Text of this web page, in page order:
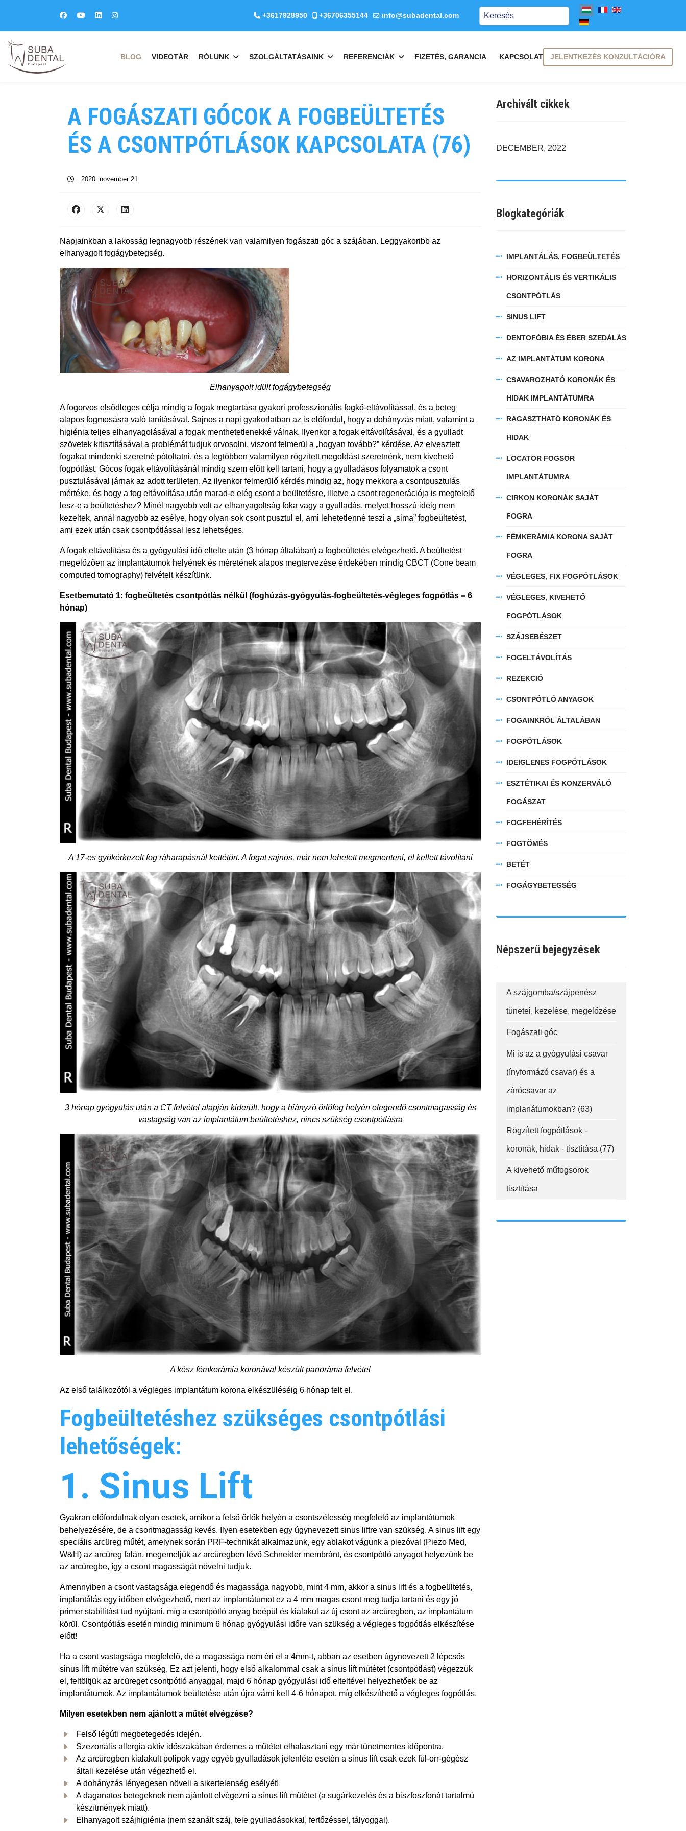
Keresés
+3617928950 +36706355144 info@subadental.com
JELENTKEZÉS KONZULTÁCIÓRA
BLOG VIDEOTÁR RÓLUNK SZOLGÁLTATÁSAINK REFERENCIÁK FIZETÉS, GARANCIA KAPCSOLAT
A FOGÁSZATI GÓCOK A FOGBEÜLTETÉS
ÉS A CSONTPÓTLÁSOK KAPCSOLATA (76)
2020. november 21
Napjainkban a lakosság legnagyobb részének van valamilyen fogászati góc a szájában. Leggyakoribb az
elhanyagolt fogágybetegség.
Elhanyagolt idült fogágybetegség
A fogorvos elsődleges célja mindig a fogak megtartása gyakori professzionális fogkő-eltávolítással, és a beteg
alapos fogmosásra való tanításával. Sajnos a napi gyakorlatban az is előfordul, hogy a dohányzás miatt, valamint a
higiénia teljes elhanyagolásával a fogak menthetetlenekké válnak. Ilyenkor a fogak eltávolításával, és a gyulladt
szövetek kitisztításával a problémát tudjuk orvosolni, viszont felmerül a „hogyan tovább?” kérdése. Az elvesztett
fogakat mindenki szeretné pótoltatni, és a legtöbben valamilyen rögzített megoldást szeretnénk, nem kivehető
fogpótlást. Gócos fogak eltávolításánál mindig szem előtt kell tartani, hogy a gyulladásos folyamatok a csont
pusztulásával járnak az adott területen. Az ilyenkor felmerülő kérdés mindig az, hogy mekkora a csontpusztulás
mértéke, és hogy a fog eltávolítása után marad-e elég csont a beültetésre, illetve a csont regenerációja is megfelelő
lesz-e a beültetéshez? Minél nagyobb volt az elhanyagoltság foka vagy a gyulladás, melyet hosszú ideig nem
kezeltek, annál nagyobb az esélye, hogy olyan sok csont pusztul el, ami lehetetlenné teszi a „sima” fogbeültetést,
ami ezek után csak csontpótlással lesz lehetséges.
A fogak eltávolítása és a gyógyulási idő eltelte után (3 hónap általában) a fogbeültetés elvégezhető. A beültetést
megelőzően az implantátumok helyének és méretének alapos megtervezése érdekében mindig CBCT (Cone beam
computed tomography) felvételt készítünk.
Esetbemutató 1: fogbeültetés csontpótlás nélkül (foghúzás-gyógyulás-fogbeültetés-végleges fogpótlás = 6
hónap)
A 17-es gyökérkezelt fog ráharapásnál kettétört. A fogat sajnos, már nem lehetett megmenteni, el kellett távolítani
3 hónap gyógyulás után a CT felvétel alapján kiderült, hogy a hiányzó őrlőfog helyén elegendő csontmagasság és
vastagság van az implantátum beültetéshez, nincs szükség csontpótlásra
A kész fémkerámia koronával készült panoráma felvétel
Az első találkozótól a végleges implantátum korona elkészüléséig 6 hónap telt el.
Fogbeültetéshez szükséges csontpótlási
lehetőségek:
1. Sinus Lift
Gyakran előfordulnak olyan esetek, amikor a felső őrlők helyén a csontszélesség megfelelő az implantátumok
behelyezésére, de a csontmagasság kevés. Ilyen esetekben egy úgynevezett sinus liftre van szükség. A sinus lift egy
speciális arcüreg műtét, amelynek során PRF-technikát alkalmazunk, egy ablakot vágunk a piezóval (Piezo Med,
W&H) az arcüreg falán, megemeljük az arcüregben lévő Schneider membránt, és csontpótló anyagot helyezünk be
az arcüregbe, így a csont magasságát növelni tudjuk.
Amennyiben a csont vastagsága elegendő és magassága nagyobb, mint 4 mm, akkor a sinus lift és a fogbeültetés,
implantálás egy időben elvégezhető, mert az implantátumot ez a 4 mm magas csont meg tudja tartani és egy jó
primer stabilitást tud nyújtani, míg a csontpótló anyag beépül és kialakul az új csont az arcüregben, az implantátum
körül. Csontpótlás esetén mindig minimum 6 hónap gyógyulási időre van szükség a végleges fogpótlás elkészítése
előtt!
Ha a csont vastagsága megfelelő, de a magassága nem éri el a 4mm-t, abban az esetben úgynevezett 2 lépcsős
sinus lift műtétre van szükség. Ez azt jelenti, hogy első alkalommal csak a sinus lift műtétet (csontpótlást) végezzük
el, feltöltjük az arcüreget csontpótló anyaggal, majd 6 hónap gyógyulási idő elteltével helyezhetőek be az
implantátumok. Az implantátumok beültetése után újra várni kell 4-6 hónapot, míg elkészíthető a végleges fogpótlás.
Milyen esetekben nem ajánlott a műtét elvégzése?
Felső légúti megbetegedés idején.
Szezonális allergia aktív időszakában érdemes a műtétet elhalasztani egy már tünetmentes időpontra.
Az arcüregben kialakult polipok vagy egyéb gyulladások jelenléte esetén a sinus lift csak ezek fül-orr-gégész
általi kezelése után végezhető el.
A dohányzás lényegesen növeli a sikertelenség esélyét!
A daganatos betegeknek nem ajánlott elvégezni a sinus lift műtétet (a sugárkezelés és a biszfoszfonát tartalmú
készítmények miatt).
Elhanyagolt szájhigiénia (nem szanált száj, tele gyulladásokkal, fertőzéssel, tályoggal).
Archivált cikkek
DECEMBER, 2022
Blogkategóriák
IMPLANTÁLÁS, FOGBEÜLTETÉS
HORIZONTÁLIS ÉS VERTIKÁLIS
CSONTPÓTLÁS
SINUS LIFT
DENTOFÓBIA ÉS ÉBER SZEDÁLÁS
AZ IMPLANTÁTUM KORONA
CSAVAROZHATÓ KORONÁK ÉS
HIDAK IMPLANTÁTUMRA
RAGASZTHATÓ KORONÁK ÉS
HIDAK
LOCATOR FOGSOR
IMPLANTÁTUMRA
CIRKON KORONÁK SAJÁT
FOGRA
FÉMKERÁMIA KORONA SAJÁT
FOGRA
VÉGLEGES, FIX FOGPÓTLÁSOK
VÉGLEGES, KIVEHETŐ
FOGPÓTLÁSOK
SZÁJSEBÉSZET
FOGELTÁVOLÍTÁS
REZEKCIÓ
CSONTPÓTLÓ ANYAGOK
FOGAINKRÓL ÁLTALÁBAN
FOGPÓTLÁSOK
IDEIGLENES FOGPÓTLÁSOK
ESZTÉTIKAI ÉS KONZERVÁLÓ
FOGÁSZAT
FOGFEHÉRÍTÉS
FOGTÖMÉS
BETÉT
FOGÁGYBETEGSÉG
Népszerű bejegyzések
A szájgomba/szájpenész
tünetei, kezelése, megelőzése
Fogászati góc
Mi is az a gyógyulási csavar
(ínyformázó csavar) és a
zárócsavar az
implanátumokban? (63)
Rögzített fogpótlások -
koronák, hidak - tisztítása (77)
A kivehető műfogsorok
tisztítása